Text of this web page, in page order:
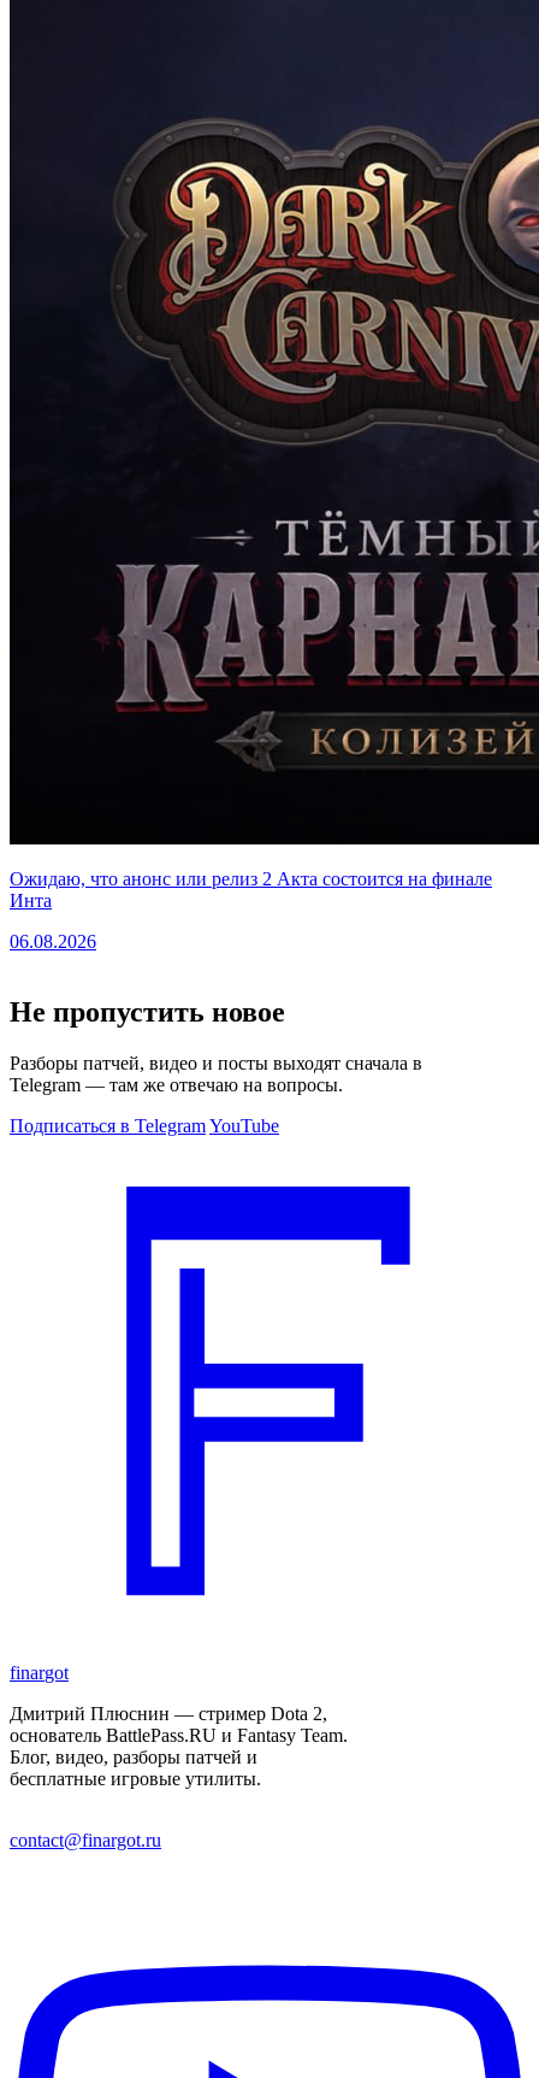
Ожидаю, что анонс или релиз 2 Акта состоится на финале
Инта
06.08.2026
Не пропустить новое
Разборы патчей, видео и посты выходят сначала в
Telegram — там же отвечаю на вопросы.
Подписаться в TelegramYouTube
finargot
Дмитрий Плюснин — стример Dota 2,
основатель BattlePass.RU и Fantasy Team.
Блог, видео, разборы патчей и
бесплатные игровые утилиты.
contact@finargot.ru